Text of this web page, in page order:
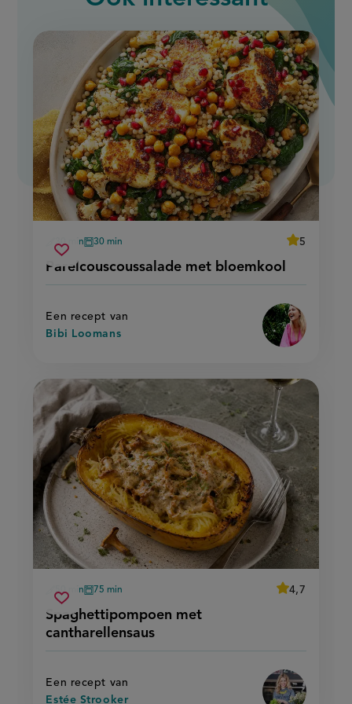
Parelcouscoussalade met bloemkool
voorbereidingstijd
30 min
oventijd
30 min
average
5
Beoordeel
bloemkool'
Een recept van
Bibi Loomans
Sla
parelcouscoussalade
met
bloemkool
Spaghettipompoen met
cantharellensaus
voorbereidingstijd
50 min
oventijd
75 min
average
4,7
Beoordeel
Een recept van
Estée Strooker
Sla
recept
op
spaghettipompoen
met
cantharellensaus